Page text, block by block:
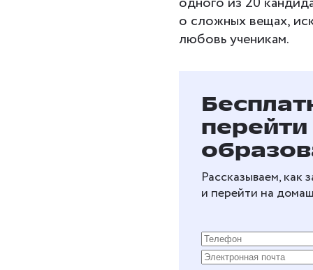
о сложных вещах,
любовь ученикам.
Рассказываем,
и перейти на